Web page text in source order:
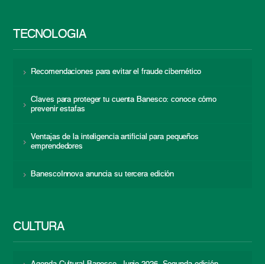
TECNOLOGÍA
Recomendaciones para evitar el fraude cibernético
Claves para proteger tu cuenta Banesco: conoce cómo
prevenir estafas
Ventajas de la inteligencia artificial para pequeños
emprendedores
BanescoInnova anuncia su tercera edición
CULTURA